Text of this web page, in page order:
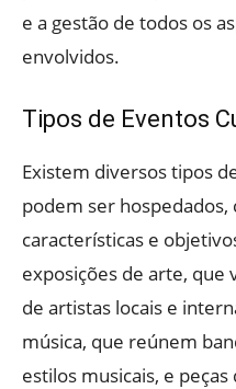
e a gestão de todos os
envolvidos.
Tipos de Eventos
Existem diversos tipos
podem ser hospedados,
características e
exposições de arte,
de artistas locais e
música, que reúnem
estilos musicais, e